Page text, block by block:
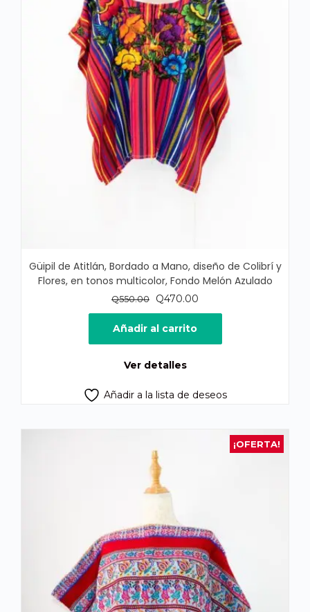
Güipil de Atitlán, Bordado a Mano, diseño de Colibrí y
Flores, en tonos multicolor, Fondo Melón Azulado
Q550.00
El
precio
original
era:
Q470.00
precio
es:
Añadir al carrito
Ver detalles
Añadir a la lista de deseos
¡OFERTA!